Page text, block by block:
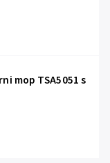
mop TSA5051 s